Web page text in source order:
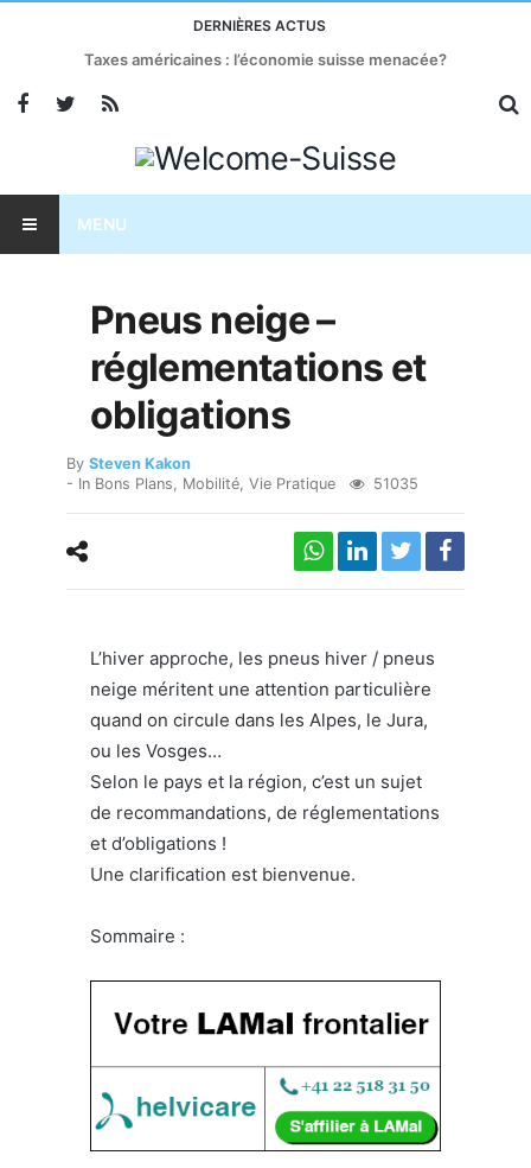
DERNIÈRES ACTUS
Taxes américaines : l’économie suisse menacée?
MENU
Pneus neige –
réglementations et
obligations
By Steven Kakon
- In Bons Plans, Mobilité, Vie Pratique 51035
L’hiver approche, les pneus hiver / pneus
neige méritent une attention particulière
quand on circule dans les Alpes, le Jura,
ou les Vosges…
Selon le pays et la région, c’est un sujet
de recommandations, de réglementations
et d’obligations !
Une clarification est bienvenue.
Sommaire :